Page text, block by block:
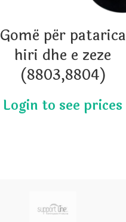
Gomë për patarica
hiri dhe e zeze
(8803,8804)